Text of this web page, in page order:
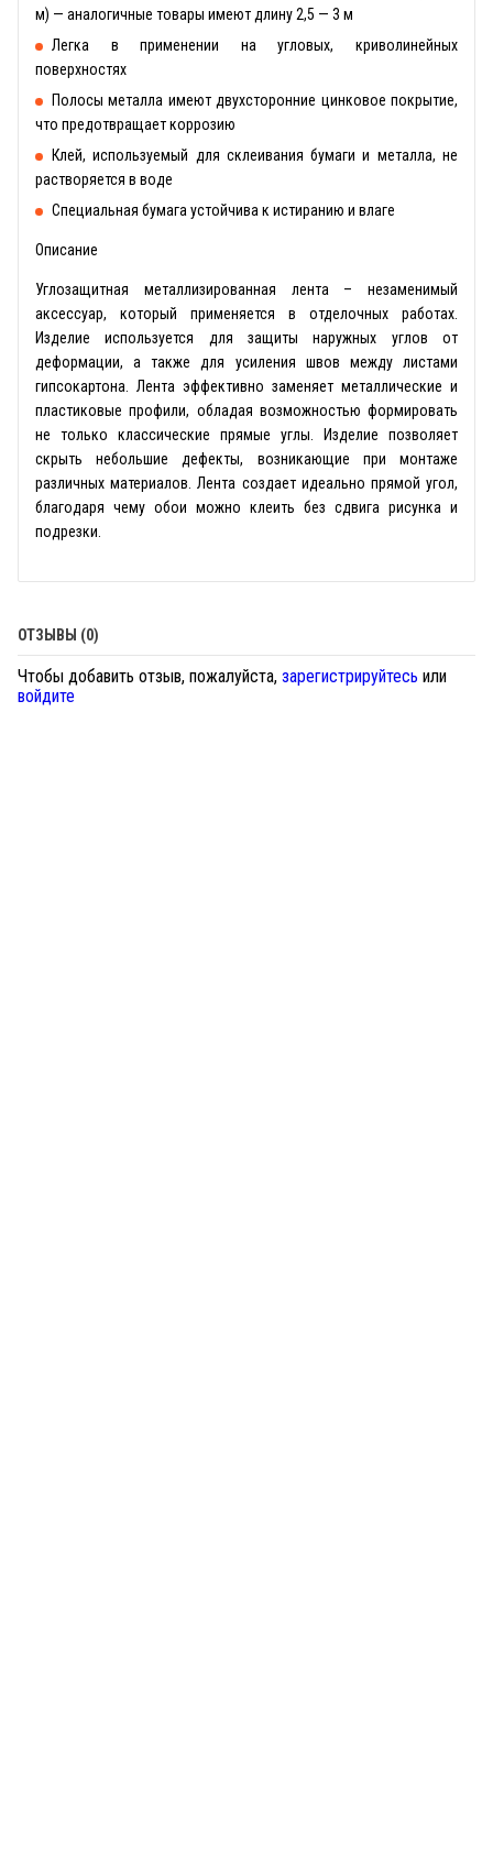
м) — аналогичные товары имеют длину 2,5 — 3 м
Легка в применении на угловых, криволинейных
поверхностях
Полосы металла имеют двухсторонние цинковое покрытие,
что предотвращает коррозию
Клей, используемый для склеивания бумаги и металла, не
растворяется в воде
Специальная бумага устойчива к истиранию и влаге
Описание
Углозащитная металлизированная лента – незаменимый
аксессуар, который применяется в отделочных работах.
Изделие используется для защиты наружных углов от
деформации, а также для усиления швов между листами
гипсокартона. Лента эффективно заменяет металлические и
пластиковые профили, обладая возможностью формировать
не только классические прямые углы. Изделие позволяет
скрыть небольшие дефекты, возникающие при монтаже
различных материалов. Лента создает идеально прямой угол,
благодаря чему обои можно клеить без сдвига рисунка и
подрезки.
ОТЗЫВЫ (0)
Чтобы добавить отзыв, пожалуйста, зарегистрируйтесь или
войдите